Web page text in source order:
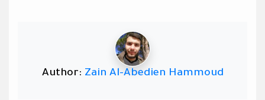
Author: Zain Al-Abedien Hammoud